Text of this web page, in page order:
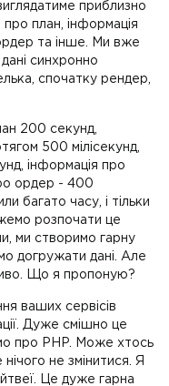
приблизно
про план, інформація
та інше. Ми вже
синхронно
спочатку рендер,
200 секунд,
500 мілісекунд,
інформація про
ордер - 400
багато часу, і тільки
розпочати це
ми створимо гарну
догружати дані. Але
Що я пропоную?
ваших сервісів
Дуже смішно це
про PHP. Може хтось
не змінитися. Я
Це дуже гарна